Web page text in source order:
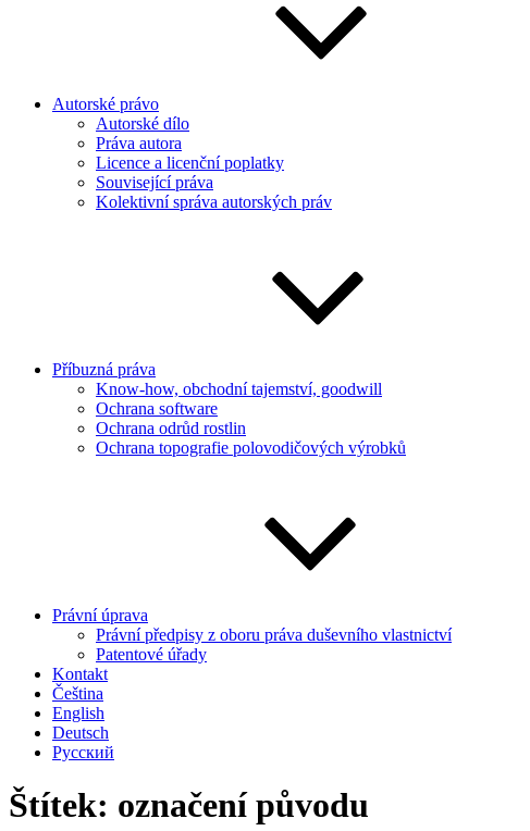
Autorské právo
Autorské dílo
Práva autora
Licence a licenční poplatky
Související práva
Kolektivní správa autorských práv
Příbuzná práva
Know-how, obchodní tajemství, goodwill
Ochrana software
Ochrana odrůd rostlin
Ochrana topografie polovodičových výrobků
Právní úprava
Právní předpisy z oboru práva duševního vlastnictví
Patentové úřady
Kontakt
Čeština
English
Deutsch
Русский
Štítek: označení původu